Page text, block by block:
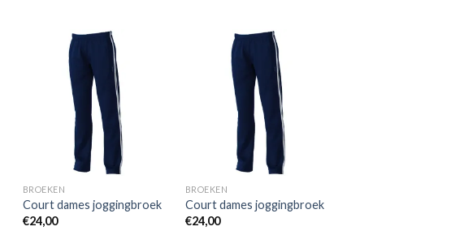
Toevoegen
wenslijst
BROEKEN
Court dames joggingbroek
€24,00
Toevoegen
wenslijst
BROEKEN
Court dames joggingbroek
€24,00